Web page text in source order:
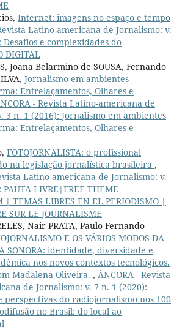
Internet: imagens no espaço e tempo
Latino-americana de Jornalismo: v.
Desafios e complexidades do
DIGITAL
Joana Belarmino de SOUSA, Fernando
Jornalismo em ambientes
Entrelaçamentos, Olhares e
- Revista Latino-americana de
3 n. 1 (2016): Jornalismo em ambientes
Entrelaçamentos, Olhares e
FOTOJORNALISTA: o profissional
na legislação jornalística brasileira ,
Latino-americana de Jornalismo: v.
LIVRE|FREE THEME
| TEMAS LIBRES EN EL PERIODISMO |
SUR LE JOURNALISME
Nair PRATA, Paulo Fernando
E OS VÁRIOS MODOS DA
SONORA: identidade, diversidade e
nos novos contextos tecnológicos.
Madalena Oliveira. , ÂNCORA - Revista
de Jornalismo: v. 7 n. 1 (2020):
perspectivas do radiojornalismo nos 100
no Brasil: do local ao